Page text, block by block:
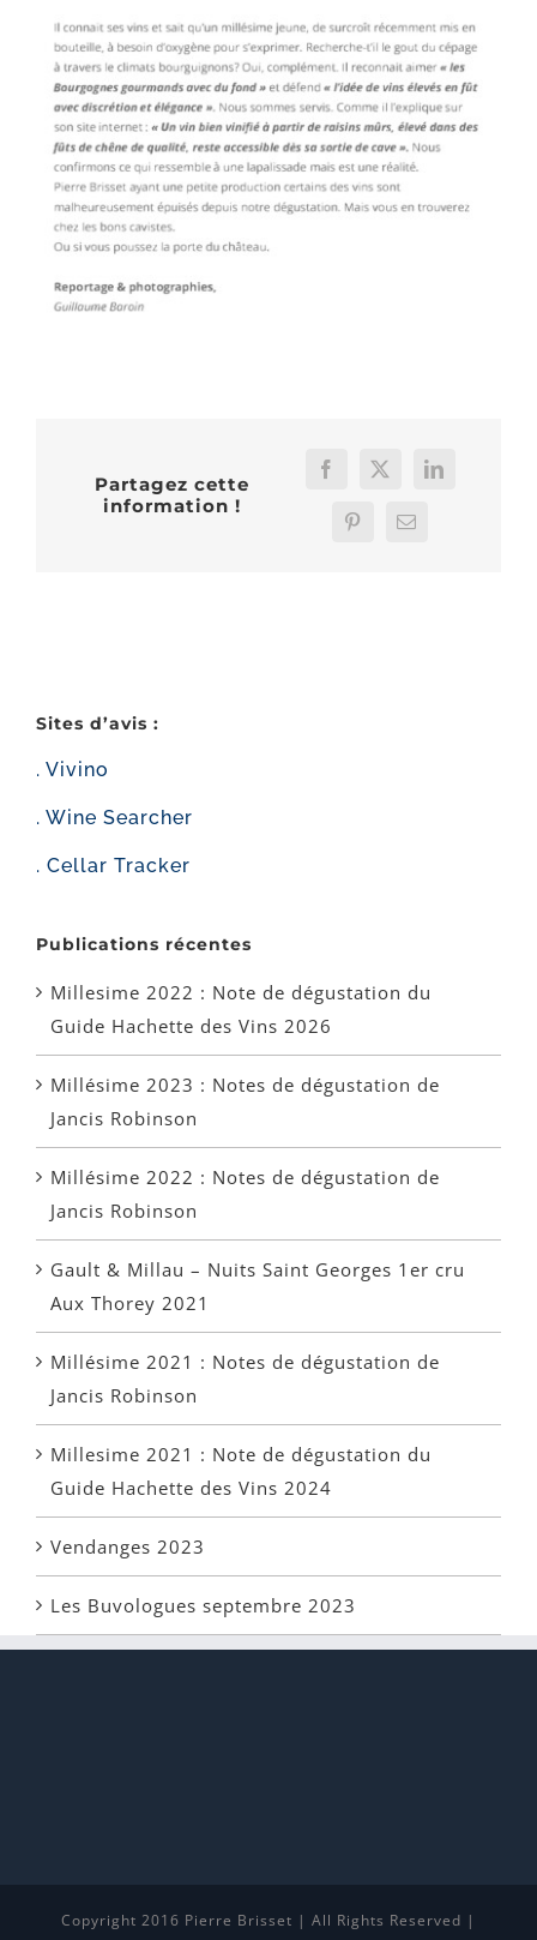
Partagez cette
information !
Facebook
X LinkedIn
PinterestEmail
Sites d’avis :
. Vivino
. Wine Searcher
. Cellar Tracker
Publications récentes
Millesime 2022 : Note de dégustation du
Guide Hachette des Vins 2026
Millésime 2023 : Notes de dégustation de
Jancis Robinson
Millésime 2022 : Notes de dégustation de
Jancis Robinson
Gault & Millau – Nuits Saint Georges 1er cru
Aux Thorey 2021
Millésime 2021 : Notes de dégustation de
Jancis Robinson
Millesime 2021 : Note de dégustation du
Guide Hachette des Vins 2024
Vendanges 2023
Les Buvologues septembre 2023
Copyright 2016 Pierre Brisset | All Rights Reserved |